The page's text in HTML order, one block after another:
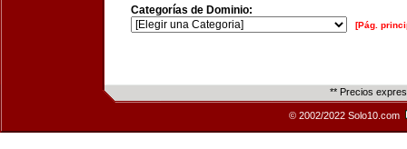
Categorías de Dominio:
[Pág.
** Precios
© 2002/2022 Solo10.com